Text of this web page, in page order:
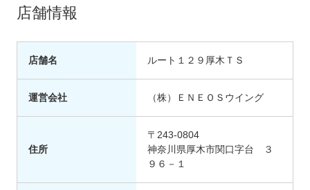
店舗情報
店舗名 ルート１２９厚木ＴＳ
運営会社 （株）ＥＮＥＯＳウイング
住所
〒243-0804
神奈川県厚木市関口字台 ３
９６－１